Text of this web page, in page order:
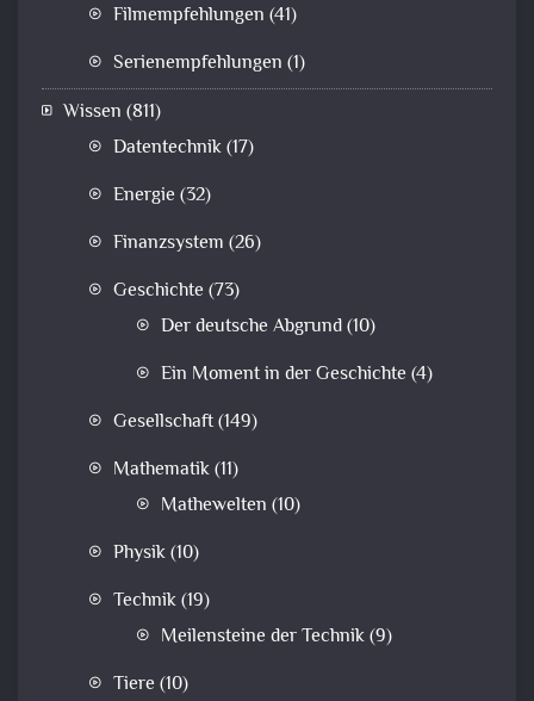
Filmempfehlungen (41)
Serienempfehlungen (1)
Wissen (811)
Datentechnik(17)
Energie (32)
Finanzsystem (26)
Geschichte (73)
Der deutsche Abgrund(10)
Ein Moment in der Geschichte (4)
Gesellschaft(149)
Mathematik(11)
Mathewelten (10)
Physik(10)
Technik(19)
Meilensteine der Technik(9)
Tiere (10)